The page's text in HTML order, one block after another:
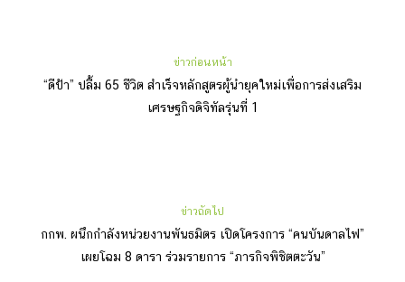
ข่าวก่อนหน้า
“ดีป้า” ปลื้ม 65 ชีวิต สำเร็จหลักสูตรผู้นำยุคใหม่เพื่อการส่งเสริม
เศรษฐกิจดิจิทัลรุ่นที่ 1
ข่าวถัดไป
กกพ. ผนึกกำลังหน่วยงานพันธมิตร เปิดโครงการ “คนบันดาลไฟ”
เผยโฉม 8 ดารา ร่วมรายการ “ภารกิจพิชิตตะวัน”